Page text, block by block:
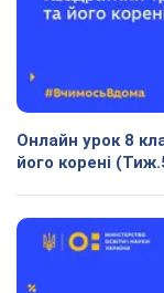
Онлайн урок 8
його корені